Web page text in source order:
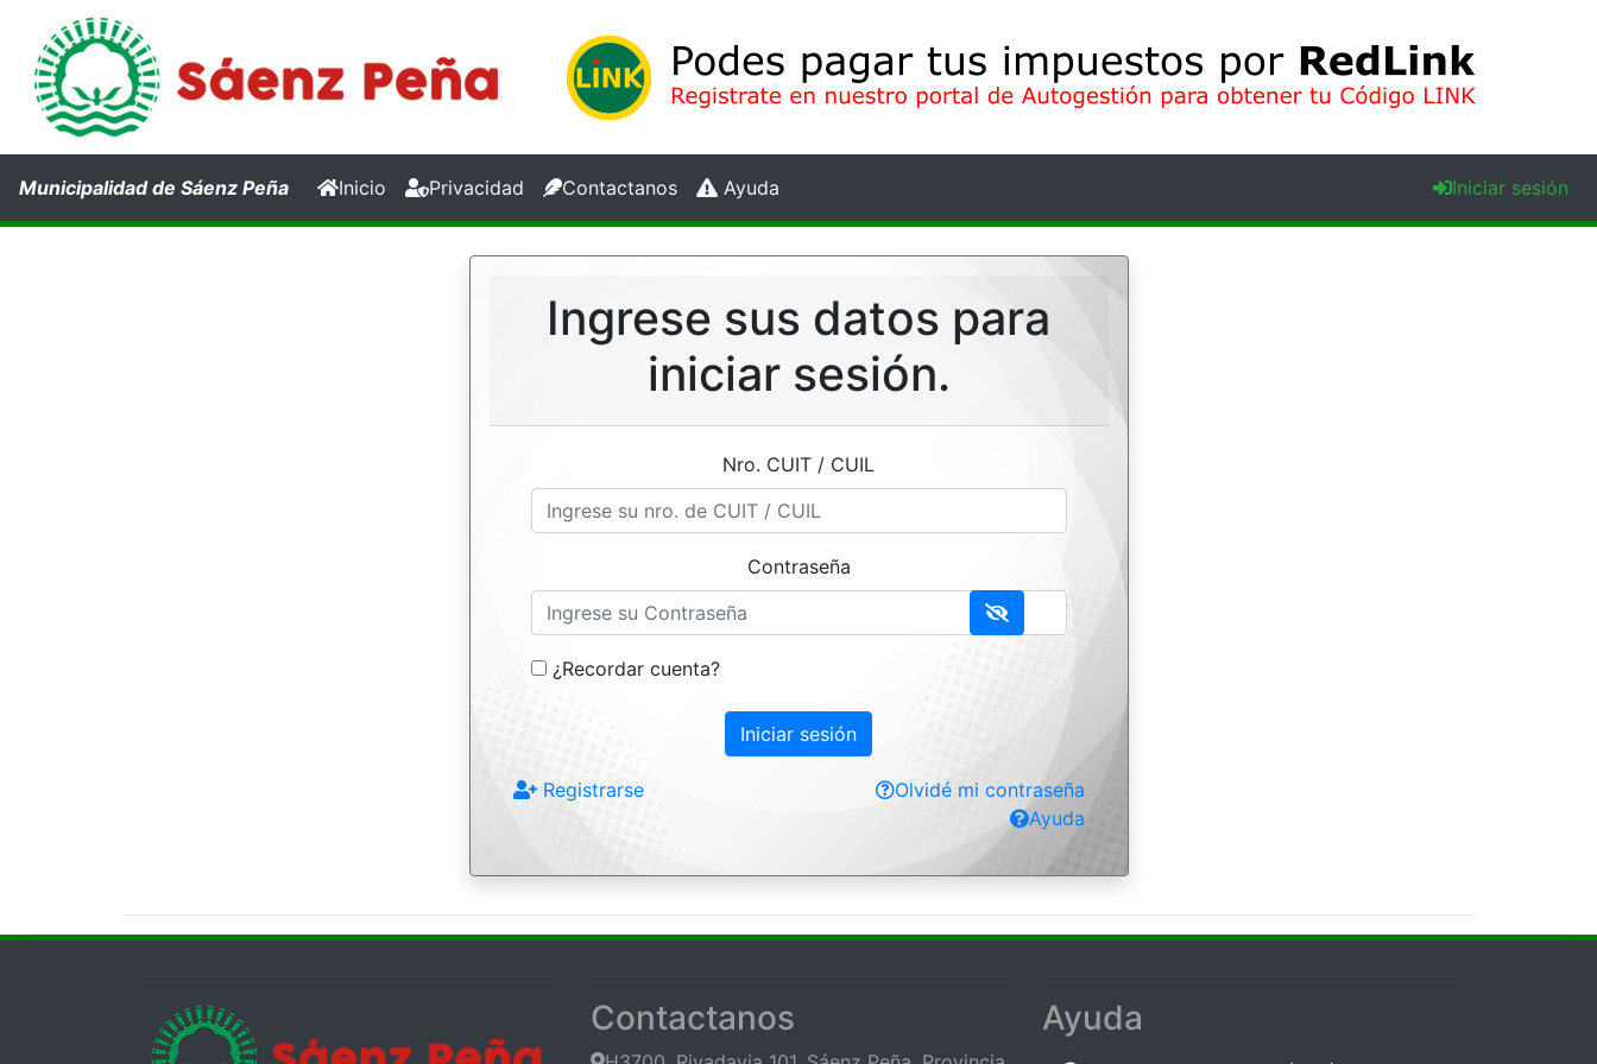
Municipalidad de Sáenz Peña Inicio (current)Privacidad Contactanos Ayuda Iniciar sesión
Ingrese sus datos para
iniciar sesión.
Nro. CUIT / CUIL
Contraseña
¿Recordar cuenta?
Registrarse
Olvidé mi contraseña
Ayuda
Contactanos Ayuda